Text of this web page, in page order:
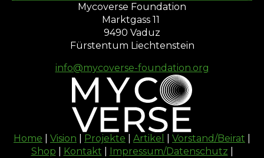
Mycoverse Foundation
Marktgass 11
9490 Vaduz
Fürstentum Liechtenstein
info@mycoverse-foundation.org
Home Vision Projekte Artikel Vorstand/Beirat
Shop
Kontakt Impressum/Datenschutz